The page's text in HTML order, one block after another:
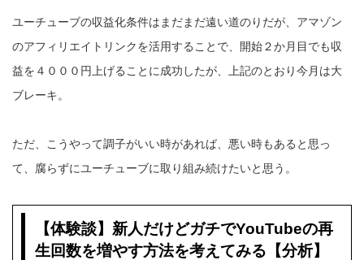
ユーチューブの収益化条件はまだまだ遠い道のりだが、アマゾン
のアフィリエイトリンクを活用することで、開始２か月目でも収
益を４０００円上げることに成功したが、上記のとおり今月は大
ブレーキ。
ただ、こうやって調子がいい時があれば、悪い時もあると思っ
て、腐らずにユーチューブに取り組み続けたいと思う。
【体験談】新人だけどガチでYouTubeの再
生回数を増やす方法を考えてみる【分析】